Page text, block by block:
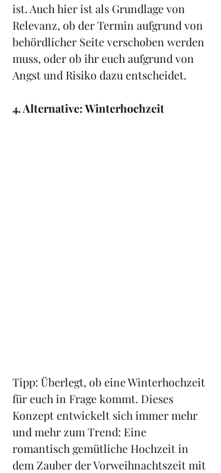
ist. Auch hier ist als Grundlage von
Relevanz, ob der Termin aufgrund von
behördlicher Seite verschoben werden
muss, oder ob ihr euch aufgrund von
Angst und Risiko dazu entscheidet.
4. Alternative: Winterhochzeit
Tipp: Überlegt, ob eine Winterhochzeit
für euch in Frage kommt. Dieses
Konzept entwickelt sich immer mehr
und mehr zum Trend: Eine
romantisch gemütliche Hochzeit in
dem Zauber der Vorweihnachtszeit mit